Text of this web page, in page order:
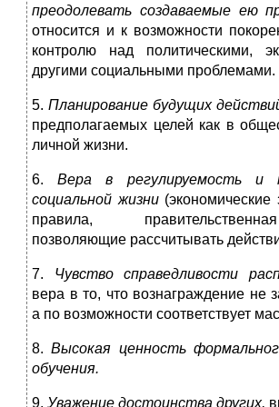
преодолевать создаваемые ею
относится и к возможности
контролю над политическими,
другими социальными проблемами.
5. Планирование будущих
предполагаемых целей как в
личной жизни.
6.Вера в регулируемость и
социальной жизни(экономические
правила,
позволяющие рассчитывать
7. Чувство справедливости
вера в то, что вознаграждение не
а по возможности соответствует
8.Высокая ценность
обучения.
9. Уважение достоинства других,